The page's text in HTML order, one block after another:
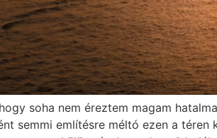
soha nem éreztem magam
semmi említésre méltó ezen a